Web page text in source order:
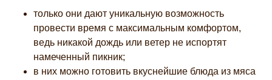
только они дают уникальную возможность
провести время с максимальным комфортом,
ведь никакой дождь или ветер не испортят
намеченный пикник;
в них можно готовить вкуснейшие блюда из мяса